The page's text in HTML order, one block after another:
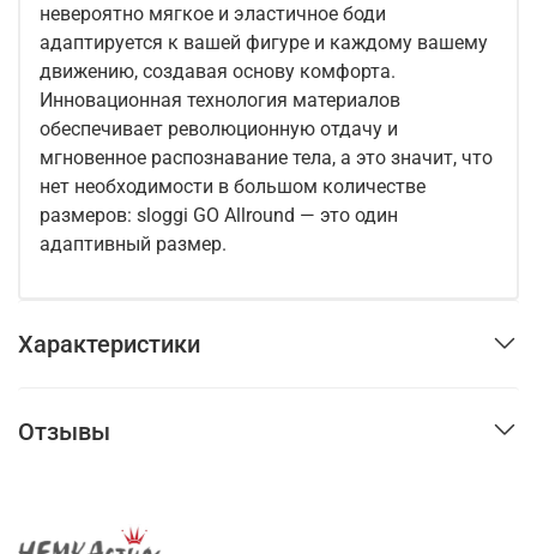
невероятно мягкое и эластичное боди
адаптируется к вашей фигуре и каждому вашему
движению, создавая основу комфорта.
Инновационная технология материалов
обеспечивает революционную отдачу и
мгновенное распознавание тела, а это значит, что
нет необходимости в большом количестве
размеров: sloggi GO Allround — это один
адаптивный размер.
Характеристики
Отзывы